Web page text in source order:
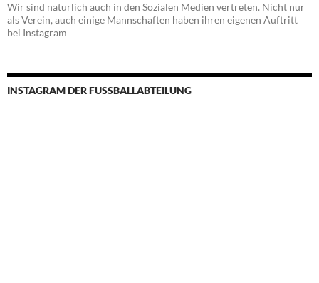
Wir sind natürlich auch in den Sozialen Medien vertreten. Nicht nur
als Verein, auch einige Mannschaften haben ihren eigenen Auftritt
bei Instagram
INSTAGRAM DER FUSSBALLABTEILUNG